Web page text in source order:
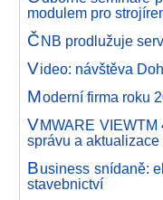
modulem pro
ČNB prodlužuje
Video: návštěva
Moderní firma roku
VMWARE
správu a aktualizace
Business snídaně:
stavebnictví